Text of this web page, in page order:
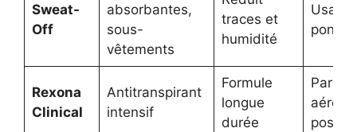
Sweat-
Off
absorbantes,
sous-
vêtements
traces et
humidité
Usage
Rexona
Clinical
Antitranspirant
intensif
Formule
longue
durée
aérosol